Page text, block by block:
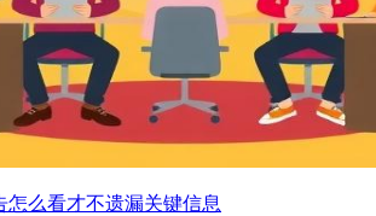
怎么看才不遗漏关键信息